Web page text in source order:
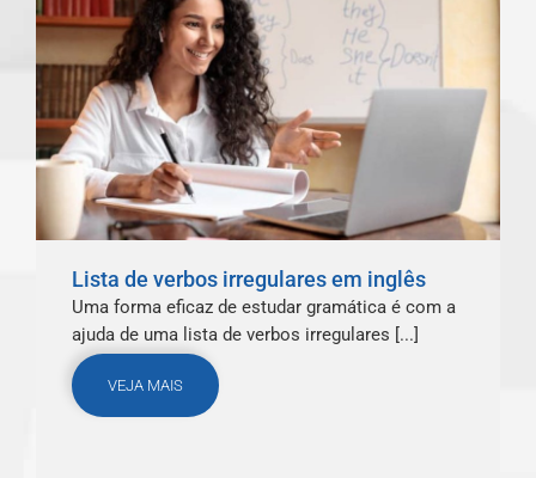
Lista de verbos irregulares em inglês
Uma forma eficaz de estudar gramática é com a
ajuda de uma lista de verbos irregulares [...]
VEJA MAIS